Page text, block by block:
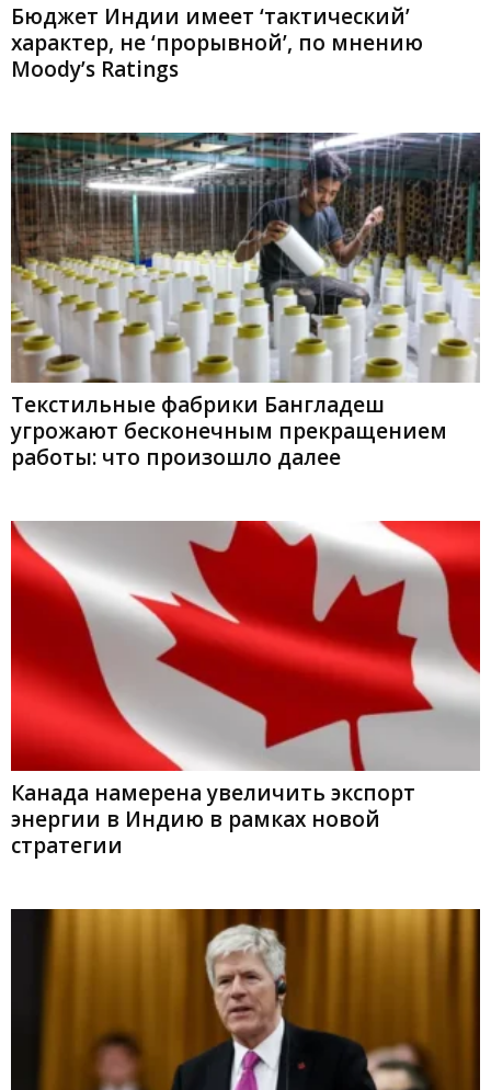
Бюджет Индии имеет ‘тактический’
характер, не ‘прорывной’, по мнению
Moody’s Ratings
Текстильные фабрики Бангладеш
угрожают бесконечным прекращением
работы: что произошло далее
Канада намерена увеличить экспорт
энергии в Индию в рамках новой
стратегии